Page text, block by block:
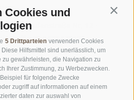
Cookies und
5 Drittparteien verwenden Cookies
Hilfsmittel sind unerlässlich, um
gewährleisten, die Navigation zu
Ihrer Zustimmung, zu Werbezwecken.
für folgende Zwecke
zugriff auf informationen auf einem
daten zur auswahl von
· Lindenstraße Nr. 12 ·
· T+39 0472 520172·
hotel.it
125671